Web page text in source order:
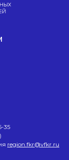
35
region.fkr@vfkr.ru